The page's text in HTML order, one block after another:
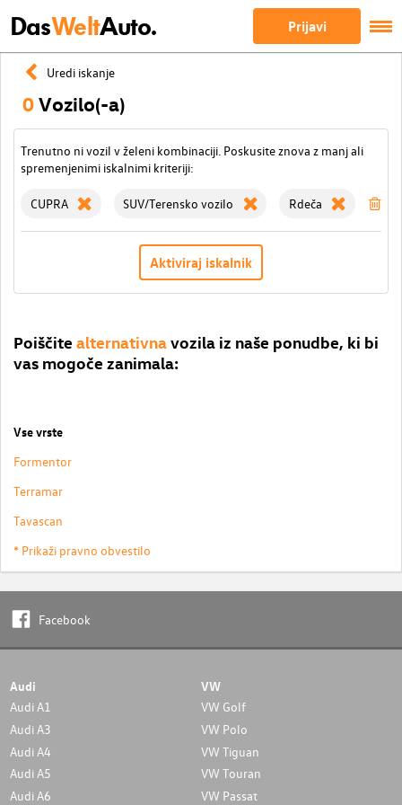
DasWeltAuto. Prijavi
Uredi iskanje
0Vozilo(-a)
Trenutno ni vozil v želeni kombinaciji. Poskusite znova z manj ali
spremenjenimi iskalnimi kriteriji:
CUPRA SUV/Terensko vozilo Rdeča
Aktiviraj iskalnik
Poiščite alternativnavozila iz naše ponudbe, ki bi
vas mogoče zanimala:
Vse vrste
Formentor
Terramar
Tavascan
* Prikaži pravno obvestilo
Facebook
Audi
Audi A1
Audi A3
Audi A4
Audi A5
Audi A6
VW
VW Golf
VW Polo
VW Tiguan
VW Touran
VW Passat